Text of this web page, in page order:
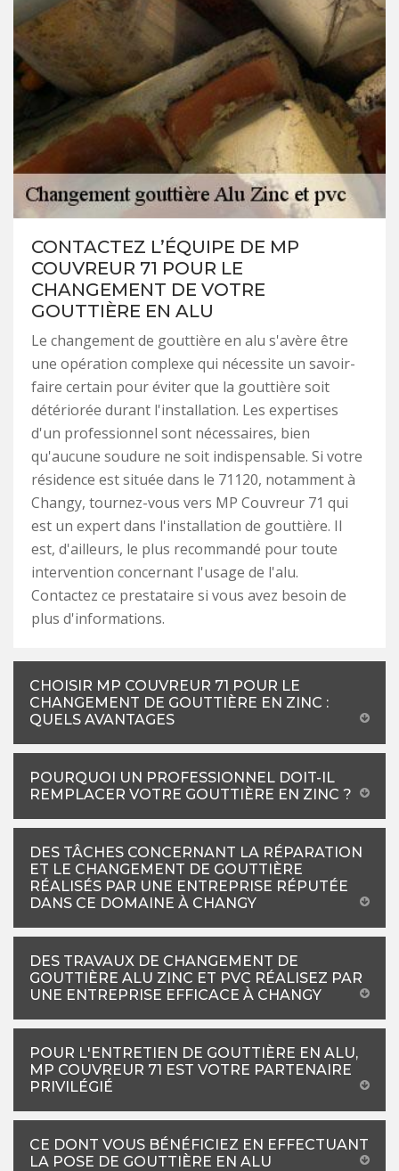
CONTACTEZ L’ÉQUIPE DE MP
COUVREUR 71 POUR LE
CHANGEMENT DE VOTRE
GOUTTIÈRE EN ALU
Le changement de gouttière en alu s'avère être
une opération complexe qui nécessite un savoir-
faire certain pour éviter que la gouttière soit
détériorée durant l'installation. Les expertises
d'un professionnel sont nécessaires, bien
qu'aucune soudure ne soit indispensable. Si votre
résidence est située dans le 71120, notamment à
Changy, tournez-vous vers MP Couvreur 71 qui
est un expert dans l'installation de gouttière. Il
est, d'ailleurs, le plus recommandé pour toute
intervention concernant l'usage de l'alu.
Contactez ce prestataire si vous avez besoin de
plus d'informations.
CHOISIR MP COUVREUR 71 POUR LE
CHANGEMENT DE GOUTTIÈRE EN ZINC :
QUELS AVANTAGES
POURQUOI UN PROFESSIONNEL DOIT-IL
REMPLACER VOTRE GOUTTIÈRE EN ZINC ?
DES TÂCHES CONCERNANT LA RÉPARATION
ET LE CHANGEMENT DE GOUTTIÈRE
RÉALISÉS PAR UNE ENTREPRISE RÉPUTÉE
DANS CE DOMAINE À CHANGY
DES TRAVAUX DE CHANGEMENT DE
GOUTTIÈRE ALU ZINC ET PVC RÉALISEZ PAR
UNE ENTREPRISE EFFICACE À CHANGY
POUR L'ENTRETIEN DE GOUTTIÈRE EN ALU,
MP COUVREUR 71 EST VOTRE PARTENAIRE
PRIVILÉGIÉ
CE DONT VOUS BÉNÉFICIEZ EN EFFECTUANT
LA POSE DE GOUTTIÈRE EN ALU